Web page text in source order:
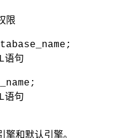
限
语句
语句
和默认引擎。